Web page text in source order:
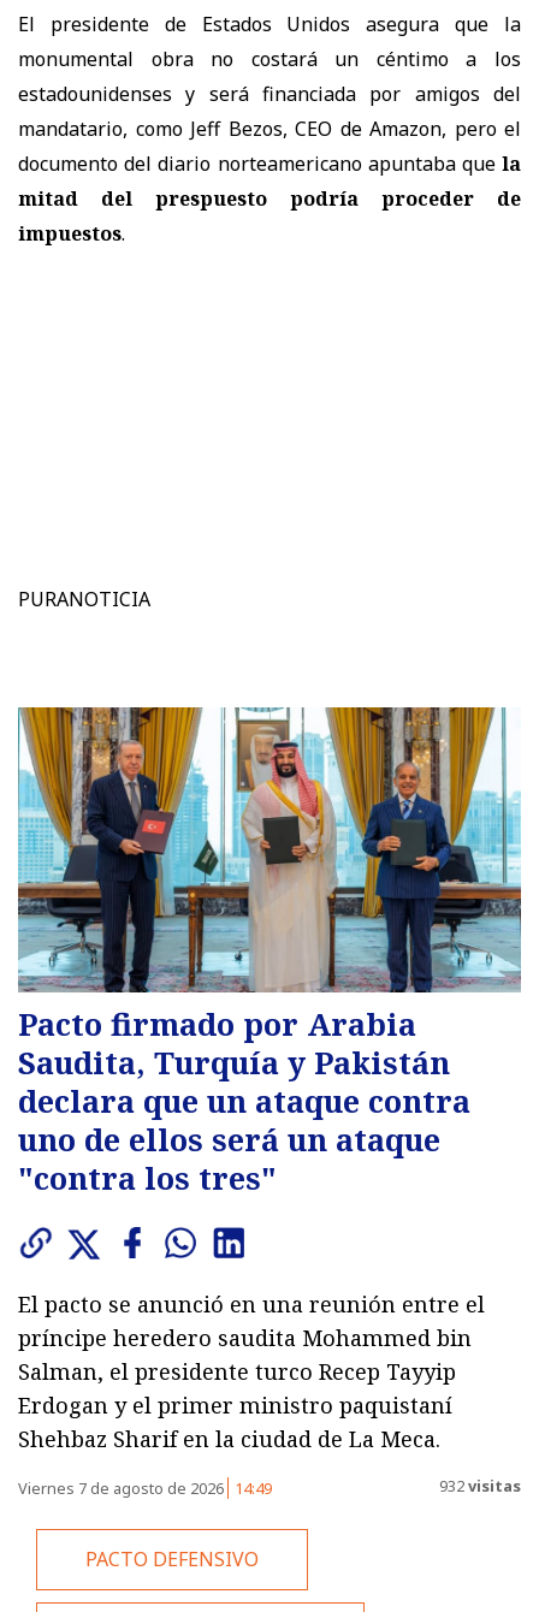
El presidente de Estados Unidos asegura que la
monumental obra no costará un céntimo a los
estadounidenses y será financiada por amigos del
mandatario, como Jeff Bezos, CEO de Amazon, pero el
documento del diario norteamericano apuntaba que la
mitad del prespuesto podría proceder de
impuestos.
PURANOTICIA
Pacto firmado por Arabia
Saudita, Turquía y Pakistán
declara que un ataque contra
uno de ellos será un ataque
"contra los tres"
El pacto se anunció en una reunión entre el
príncipe heredero saudita Mohammed bin
Salman, el presidente turco Recep Tayyip
Erdogan y el primer ministro paquistaní
Shehbaz Sharif en la ciudad de La Meca.
Viernes 7 de agosto de 2026 14:49 932visitas
PACTO DEFENSIVO